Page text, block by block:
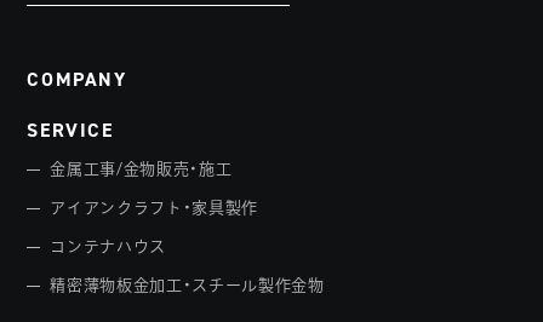
COMPANY
SERVICE
金属工事/金物販売・施工
アイアンクラフト・家具製作
コンテナハウス
精密薄物板金加工・スチール製作金物